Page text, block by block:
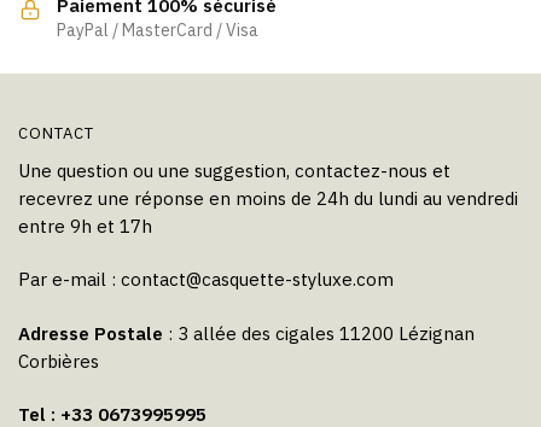
Paiement 100% sécurisé
PayPal / MasterCard / Visa
CONTACT
Une question ou une suggestion, contactez-nous et
recevrez une réponse en moins de 24h du lundi au vendredi
entre 9h et 17h
Par e-mail : contact@casquette-styluxe.com
Adresse Postale : 3 allée des cigales 11200 Lézignan
Corbières
Tel : +33 0673995995